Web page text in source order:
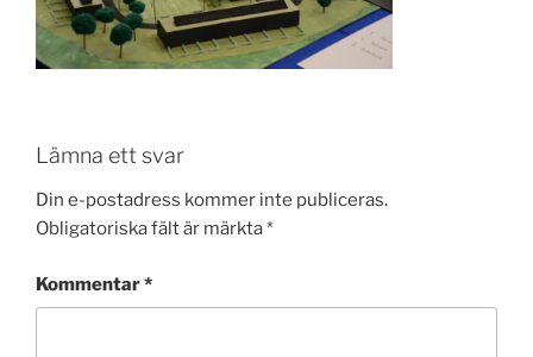
Lämna ett svar
Din e-postadress kommer inte publiceras.
Obligatoriska fält är märkta*
Kommentar*